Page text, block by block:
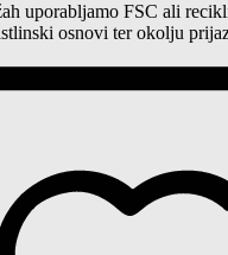
uporabljamo FSC ali
osnovi ter okolju